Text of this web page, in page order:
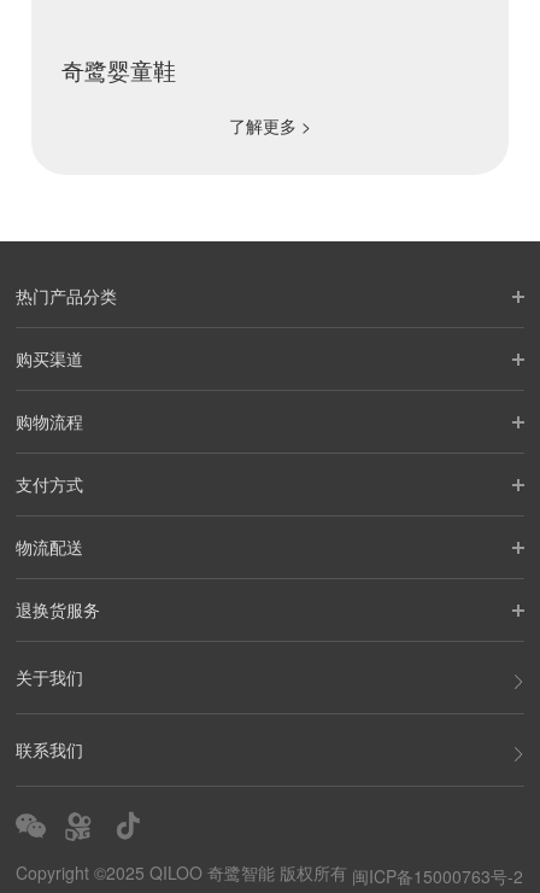
奇鹭婴童鞋
了解更多 >
热门产品分类
购买渠道
购物流程
支付方式
物流配送
退换货服务
关于我们
联系我们
Copyright ©2025 QILOO 奇鹭智能 版权所有 闽ICP备15000763号-2